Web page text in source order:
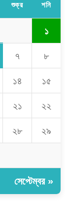
শুক্র শনি
১
৭ ৮
১৪ ১৫
২১ ২২
২৮ ২৯
সেপ্টেম্বর »